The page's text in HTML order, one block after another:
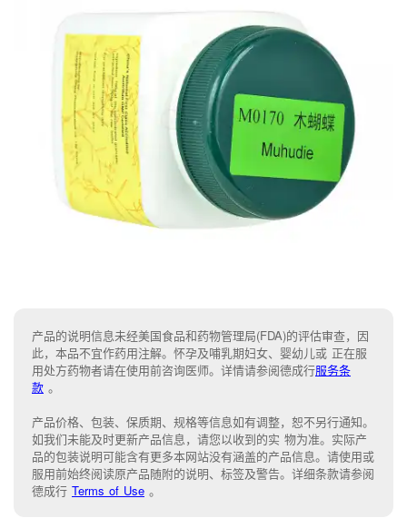
产品的说明信息未经美国食品和药物管理局(FDA)的评估审查，因
此，本品不宜作药用注解。怀孕及哺乳期妇女、婴幼儿或 正在服
用处方药物者请在使用前咨询医师。详情请参阅德成行服务条
款 。
产品价格、包装、保质期、规格等信息如有调整，恕不另行通知。
如我们未能及时更新产品信息， 请您以收到的实 物为准。 实际产
品的包装说明可能含有更多本网站没有涵盖的产品信息。请使用或
服用前始终阅读原产品随附的说明、 标签及警告。 详细条款请参阅
德成行 Terms of Use 。